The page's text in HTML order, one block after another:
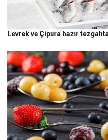
Levrek ve Çipura hazır tezgahta